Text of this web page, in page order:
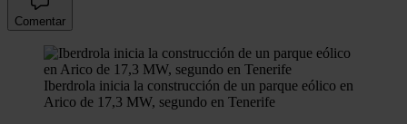
Comentar
Iberdrola inicia la construcción de un parque eólico en
Arico de 17,3 MW, segundo en Tenerife